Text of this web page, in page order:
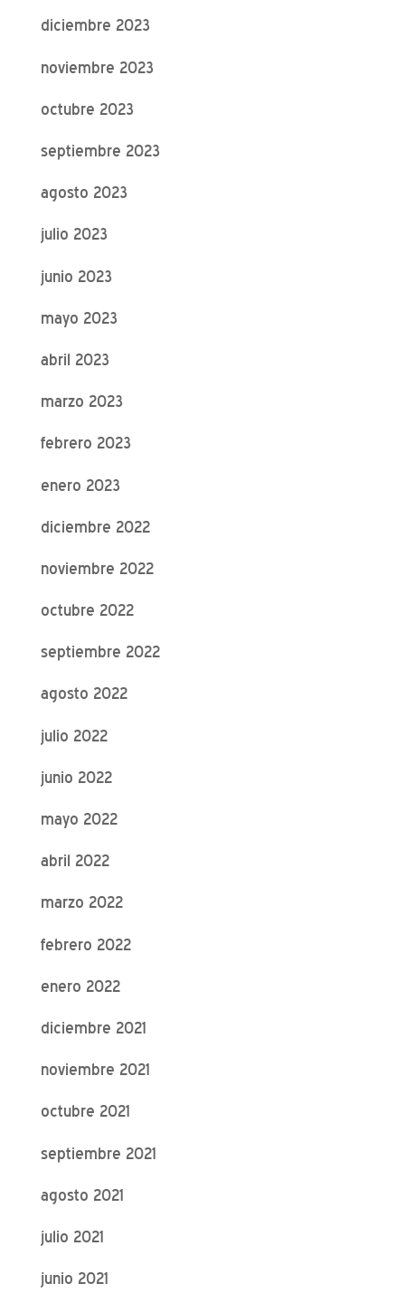
diciembre 2023
noviembre 2023
octubre 2023
septiembre 2023
agosto 2023
julio 2023
junio 2023
mayo 2023
abril 2023
marzo 2023
febrero 2023
enero 2023
diciembre 2022
noviembre 2022
octubre 2022
septiembre 2022
agosto 2022
julio 2022
junio 2022
mayo 2022
abril 2022
marzo 2022
febrero 2022
enero 2022
diciembre 2021
noviembre 2021
octubre 2021
septiembre 2021
agosto 2021
julio 2021
junio 2021